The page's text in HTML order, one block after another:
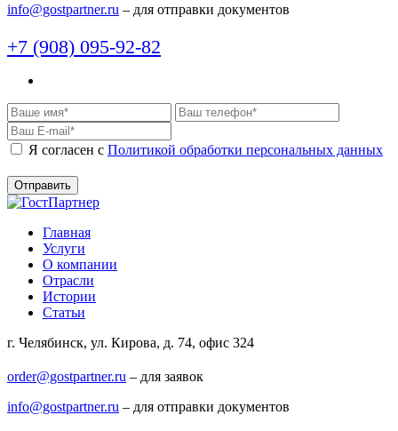
info@gostpartner.ru – для отправки документов
+7 (908) 095-92-82
Я согласен c Политикой обработки персональных данных
Главная
Услуги
О компании
Отрасли
Истории
Статьи
г. Челябинск, ул. Кирова, д. 74, офис 324
order@gostpartner.ru – для заявок
info@gostpartner.ru – для отправки документов